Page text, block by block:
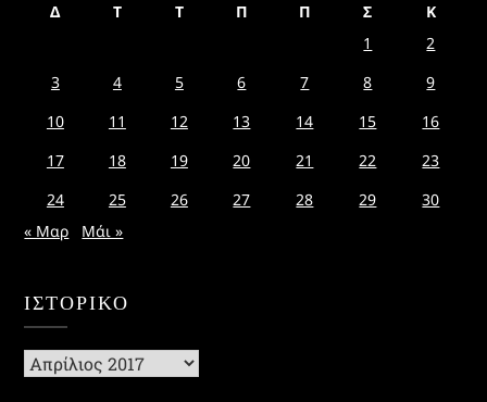
Δ Τ Τ Π Π Σ
Κ
1
2
3
4 5 6 7 8
9
10
11 12 13 14 15
16
17
18 19 20 21 22
23
24
25 26 27 28 29
30
« Μαρ
Μάι »
ΙΣΤΟΡΙΚΌ
Ιστορικό